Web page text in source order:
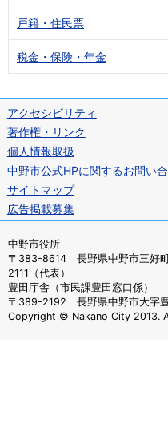
戸籍・住民票
税金・保険・年金
アクセシビリティ
著作権・リンク
個人情報取扱
中野市公式HPに関するお問い
サイトマップ
広告掲載募集
中野市役所
〒383-8614 長野県中野市三好
2111（代表）
豊田庁舎（市民課豊田窓口係）
〒389-2192 長野県中野市大字
Copyright © Nakano City 2013.